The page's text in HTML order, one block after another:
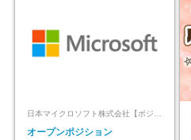
日本マイクロソフト株式会社【ポジションマッチ登録】
オープンポジション